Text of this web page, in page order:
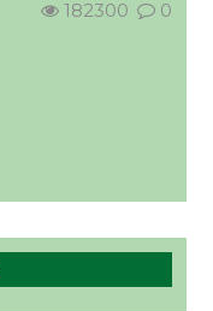
182300 0